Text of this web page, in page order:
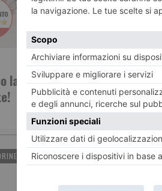
largo è una
7 AGOSTO 2026
Pd: “Non
aziende che
POST RECENTI